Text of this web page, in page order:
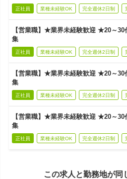
正社員 業種未経験OK 完全週休2日制
【営業職】★業界未経験歓迎 ★20～
集
正社員 業種未経験OK 完全週休2日制
【営業職】★業界未経験歓迎 ★20～
集
正社員 業種未経験OK 完全週休2日制
【営業職】★業界未経験歓迎 ★20～
集
正社員 業種未経験OK 完全週休2日制
この求人と勤務地が同